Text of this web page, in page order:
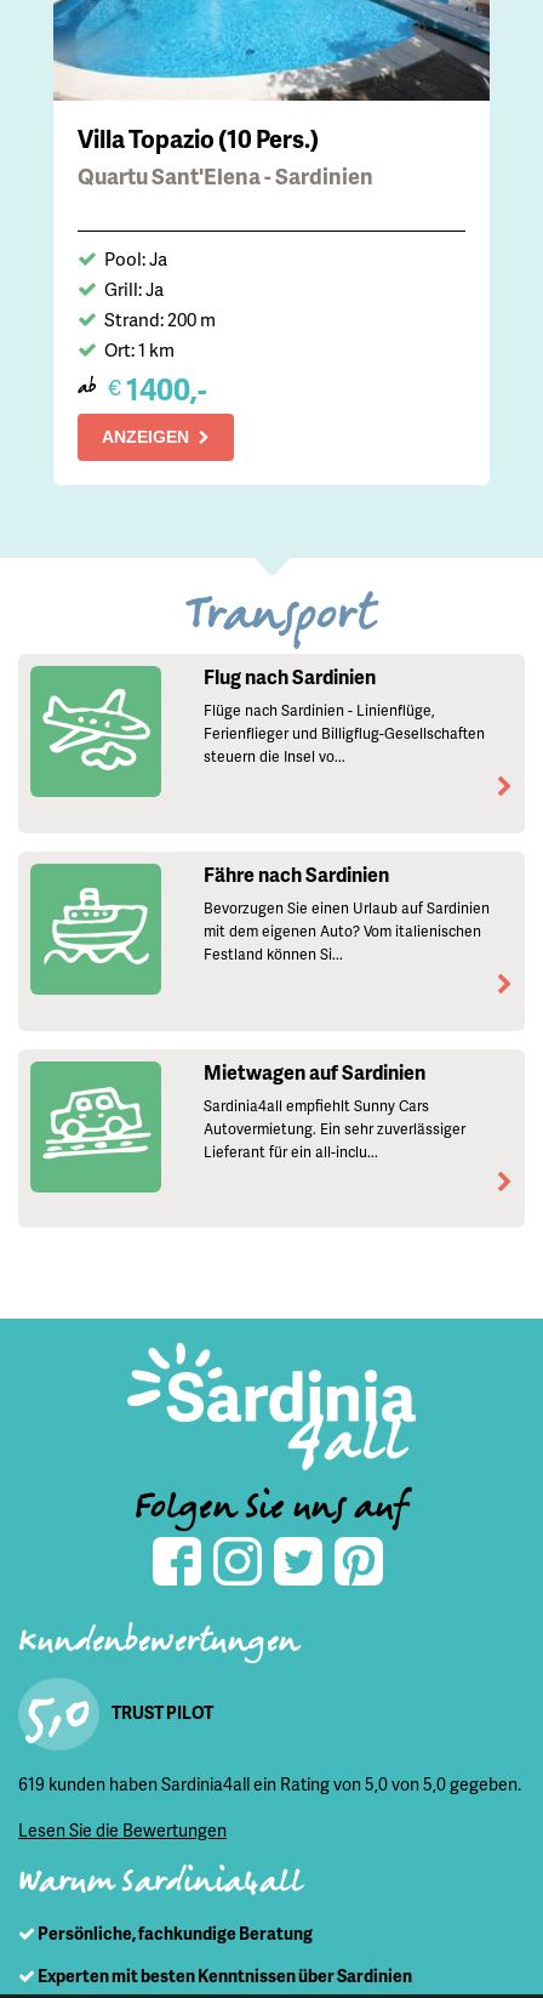
Villa Topazio (10 Pers.)
Quartu Sant'Elena - Sardinien
Pool: Ja
Grill: Ja
Strand: 200 m
Ort: 1 km
ab €1400,-
ANZEIGEN
Transport
Flug nach Sardinien
Flüge nach Sardinien - Linienflüge,
Ferienflieger und Billigflug-Gesellschaften
steuern die Insel vo...
Fähre nach Sardinien
Bevorzugen Sie einen Urlaub auf Sardinien
mit dem eigenen Auto? Vom italienischen
Festland können Si...
Mietwagen auf Sardinien
Sardinia4all empfiehlt Sunny Cars
Autovermietung. Ein sehr zuverlässiger
Lieferant für ein all-inclu...
Folgen Sie uns auf
Kundenbewertungen
5,0 TRUST PILOT
619 kunden haben Sardinia4all ein Rating von 5,0 von 5,0 gegeben.
Lesen Sie die Bewertungen
Warum Sardinia4all
Persönliche, fachkundige Beratung
Experten mit besten Kenntnissen über Sardinien